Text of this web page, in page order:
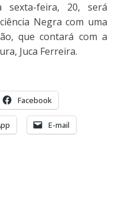
feira, 20, será
Negra com uma
que contará com a
Juca Ferreira.
Facebook
E-mail